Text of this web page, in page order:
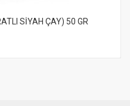
SİYAH ÇAY) 50 GR